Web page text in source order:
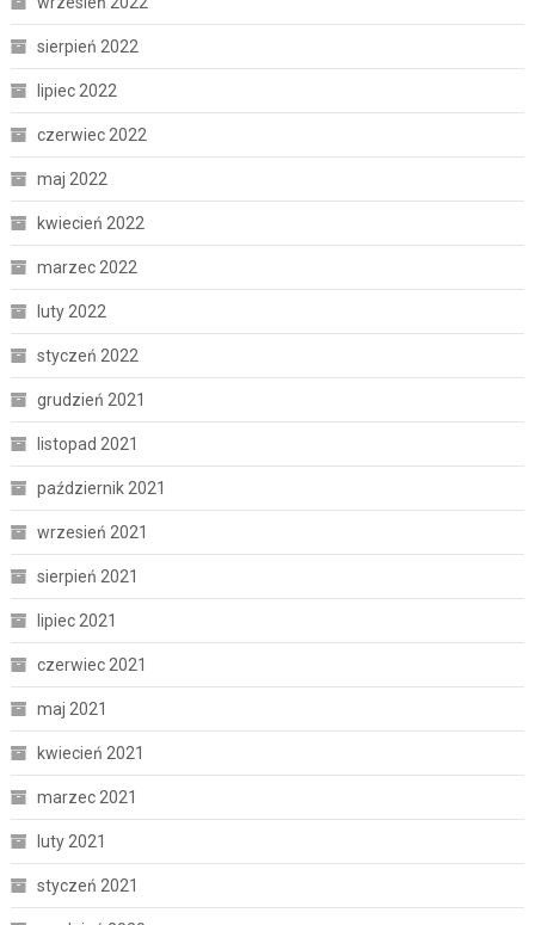
sierpień 2022
lipiec 2022
czerwiec 2022
maj 2022
kwiecień 2022
marzec 2022
luty 2022
styczeń 2022
grudzień 2021
listopad 2021
październik 2021
wrzesień 2021
sierpień 2021
lipiec 2021
czerwiec 2021
maj 2021
kwiecień 2021
marzec 2021
luty 2021
styczeń 2021